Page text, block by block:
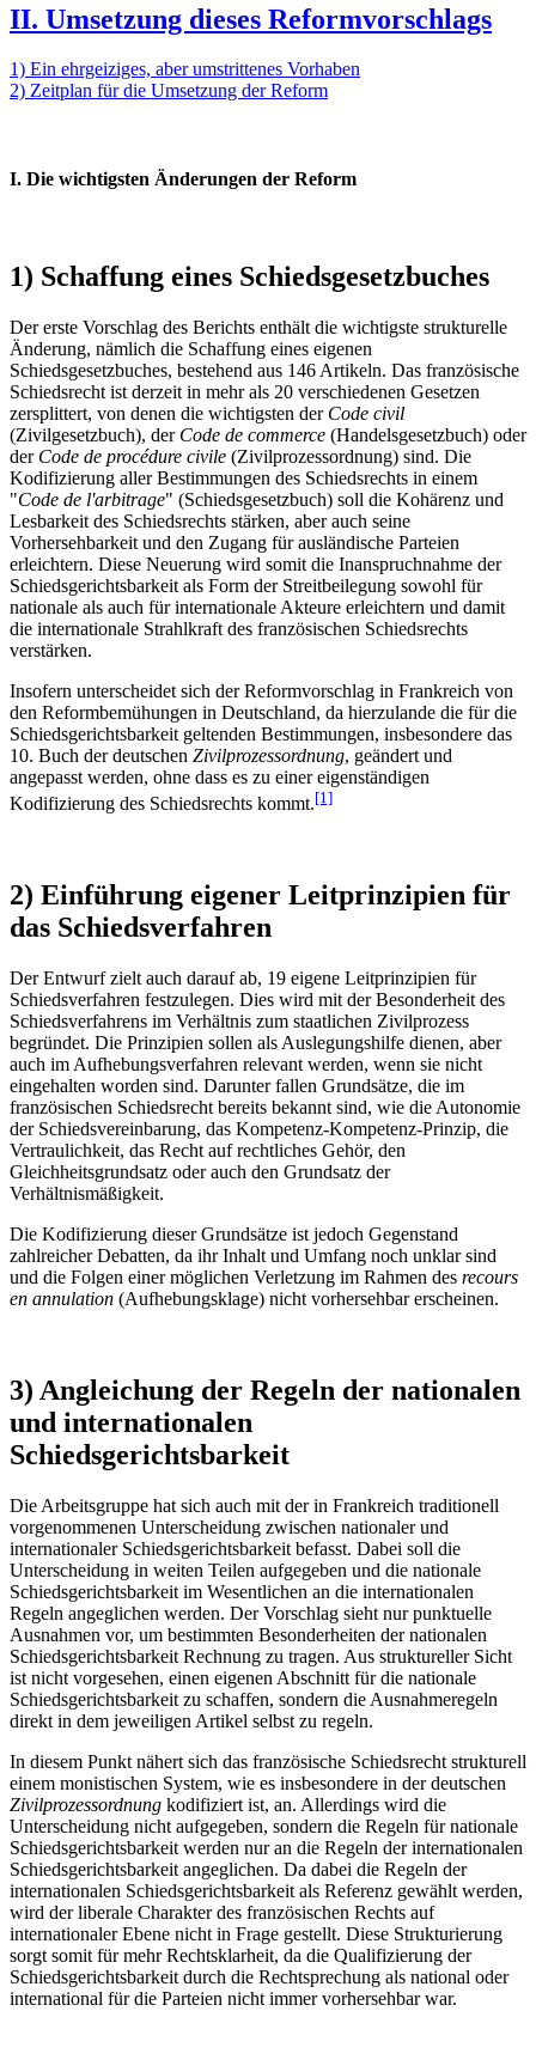
II. Umsetzung dieses Reformvorschlags
1) Ein ehrgeiziges, aber umstrittenes Vorhaben
2) Zeitplan für die Umsetzung der Reform
I. Die wichtigsten Änderungen der Reform
1) Schaffung eines Schiedsgesetzbuches
Der erste Vorschlag des Berichts enthält die wichtigste strukturelle
Änderung, nämlich die Schaffung eines eigenen
Schiedsgesetzbuches, bestehend aus 146 Artikeln. Das französische
Schiedsrecht ist derzeit in mehr als 20 verschiedenen Gesetzen
zersplittert, von denen die wichtigsten der Code civil
(Zivilgesetzbuch), derCode de commerce (Handelsgesetzbuch) oder
der Code de procédure civile (Zivilprozessordnung) sind. Die
Kodifizierung aller Bestimmungen des Schiedsrechts in einem
"Code de l'arbitrage" (Schiedsgesetzbuch) soll die Kohärenz und
Lesbarkeit des Schiedsrechts stärken, aber auch seine
Vorhersehbarkeit und den Zugang für ausländische Parteien
erleichtern. Diese Neuerung wird somit die Inanspruchnahme der
Schiedsgerichtsbarkeit als Form der Streitbeilegung sowohl für
nationale als auch für internationale Akteure erleichtern und damit
die internationale Strahlkraft des französischen Schiedsrechts
verstärken.
Insofern unterscheidet sich der Reformvorschlag in Frankreich von
den Reformbemühungen in Deutschland, da hierzulande die für die
Schiedsgerichtsbarkeit geltenden Bestimmungen, insbesondere das
10. Buch der deutschen Zivilprozessordnung, geändert und
angepasst werden, ohne dass es zu einer eigenständigen
Kodifizierung des Schiedsrechts kommt.[1]
2) Einführung eigener Leitprinzipien für
das Schiedsverfahren
Der Entwurf zielt auch darauf ab, 19 eigene Leitprinzipien für
Schiedsverfahren festzulegen. Dies wird mit der Besonderheit des
Schiedsverfahrens im Verhältnis zum staatlichen Zivilprozess
begründet. Die Prinzipien sollen als Auslegungshilfe dienen, aber
auch im Aufhebungsverfahren relevant werden, wenn sie nicht
eingehalten worden sind. Darunter fallen Grundsätze, die im
französischen Schiedsrecht bereits bekannt sind, wie die Autonomie
der Schiedsvereinbarung, das Kompetenz-Kompetenz-Prinzip, die
Vertraulichkeit, das Recht auf rechtliches Gehör, den
Gleichheitsgrundsatz oder auch den Grundsatz der
Verhältnismäßigkeit.
Die Kodifizierung dieser Grundsätze ist jedoch Gegenstand
zahlreicher Debatten, da ihr Inhalt und Umfang noch unklar sind
und die Folgen einer möglichen Verletzung im Rahmen des recours
en annulation (Aufhebungsklage) nicht vorhersehbar erscheinen.
3) Angleichung der Regeln der nationalen
und internationalen
Schiedsgerichtsbarkeit
Die Arbeitsgruppe hat sich auch mit der in Frankreich traditionell
vorgenommenen Unterscheidung zwischen nationaler und
internationaler Schiedsgerichtsbarkeit befasst. Dabei soll die
Unterscheidung in weiten Teilen aufgegeben und die nationale
Schiedsgerichtsbarkeit im Wesentlichen an die internationalen
Regeln angeglichen werden. Der Vorschlag sieht nur punktuelle
Ausnahmen vor, um bestimmten Besonderheiten der nationalen
Schiedsgerichtsbarkeit Rechnung zu tragen. Aus struktureller Sicht
ist nicht vorgesehen, einen eigenen Abschnitt für die nationale
Schiedsgerichtsbarkeit zu schaffen, sondern die Ausnahmeregeln
direkt in dem jeweiligen Artikel selbst zu regeln.
In diesem Punkt nähert sich das französische Schiedsrecht strukturell
einem monistischen System, wie es insbesondere in der deutschen
Zivilprozessordnung kodifiziert ist, an. Allerdings wird die
Unterscheidung nicht aufgegeben, sondern die Regeln für nationale
Schiedsgerichtsbarkeit werden nur an die Regeln der internationalen
Schiedsgerichtsbarkeit angeglichen. Da dabei die Regeln der
internationalen Schiedsgerichtsbarkeit als Referenz gewählt werden,
wird der liberale Charakter des französischen Rechts auf
internationaler Ebene nicht in Frage gestellt. Diese Strukturierung
sorgt somit für mehr Rechtsklarheit, da die Qualifizierung der
Schiedsgerichtsbarkeit durch die Rechtsprechung als national oder
international für die Parteien nicht immer vorhersehbar war.